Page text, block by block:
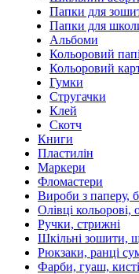
Папки для
Папки для
Альбоми
Кольоровий
Кольоровий
Гумки
Стругачки
Клей
Скотч
Книги
Пластилін
Маркери
Фломастери
Вироби з паперу,
Олівці кольорові,
Ручки, стрижні
Шкільні зошити,
Рюкзаки, ранці
Фарби, гуаш, кисті